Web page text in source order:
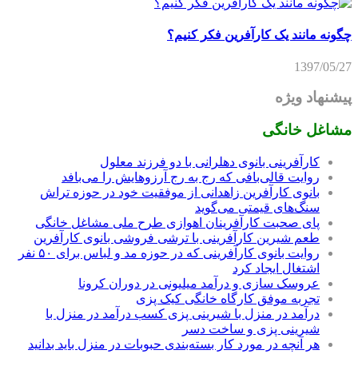
چگونه مانند یک کارآفرین فکر کنیم؟
1397/05/27
پیشنهاد ویژه
مشاغل خانگی
کارآفرینی بانوی دهلرانی با دو فرزند معلول
روایت قالی‌بافی که رج به رج آرزوهایش را می‌بافد
بانوی کارآفرین زاهدانی از موفقیت خود در حوزه تراش
سنگ‌های قیمتی می‌گوید
پای صحبت کارآفرینان اهوازی طرح ملی مشاغل خانگی
طعم شیرین کارآفرینی با ترشی فروشی بانوی کارآفرین
روایت بانوی کارآفرینی که در حوزه مد و لباس برای ۵۰ نفر
اشتغال ایجاد کرد
عروسک سازی و درآمد میلیونی در دوران کرونا
تجربه موفق کارگاه خانگی کیک پزی
درآمد در منزل با شیرینی پزی کسب درآمد در منزل با
شیرینی پزی و ساخت دسر
هر آنچه در مورد کار بسته‌بندی حبوبات در منزل باید بدانید